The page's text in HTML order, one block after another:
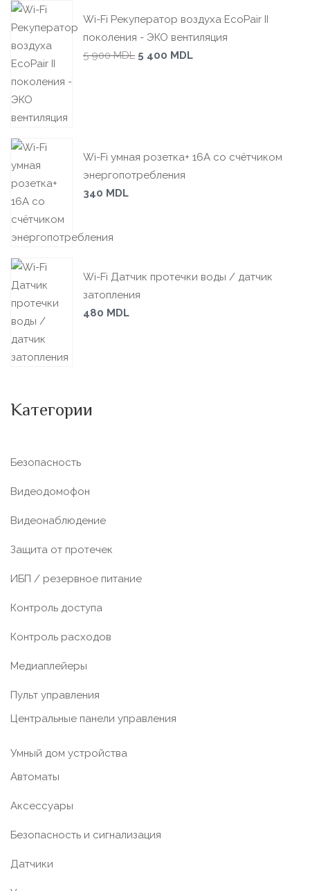
Wi-Fi Рекуператор воздуха EcoPair II
поколения - ЭКО вентиляция
5 900MDL 5 400 MDL
Wi-Fi умная розетка+ 16А со счётчиком
энергопотребления
340 MDL
Wi-Fi Датчик протечки воды / датчик
затопления
480 MDL
Категории
Безопасность
Видеодомофон
Видеонаблюдение
Защита от протечек
ИБП / резервное питание
Контроль доступа
Контроль расходов
Медиаплейеры
Пульт управления
Центральные панели управления
Умный дом устройства
Автоматы
Аксессуары
Безопасность и сигнализация
Датчики